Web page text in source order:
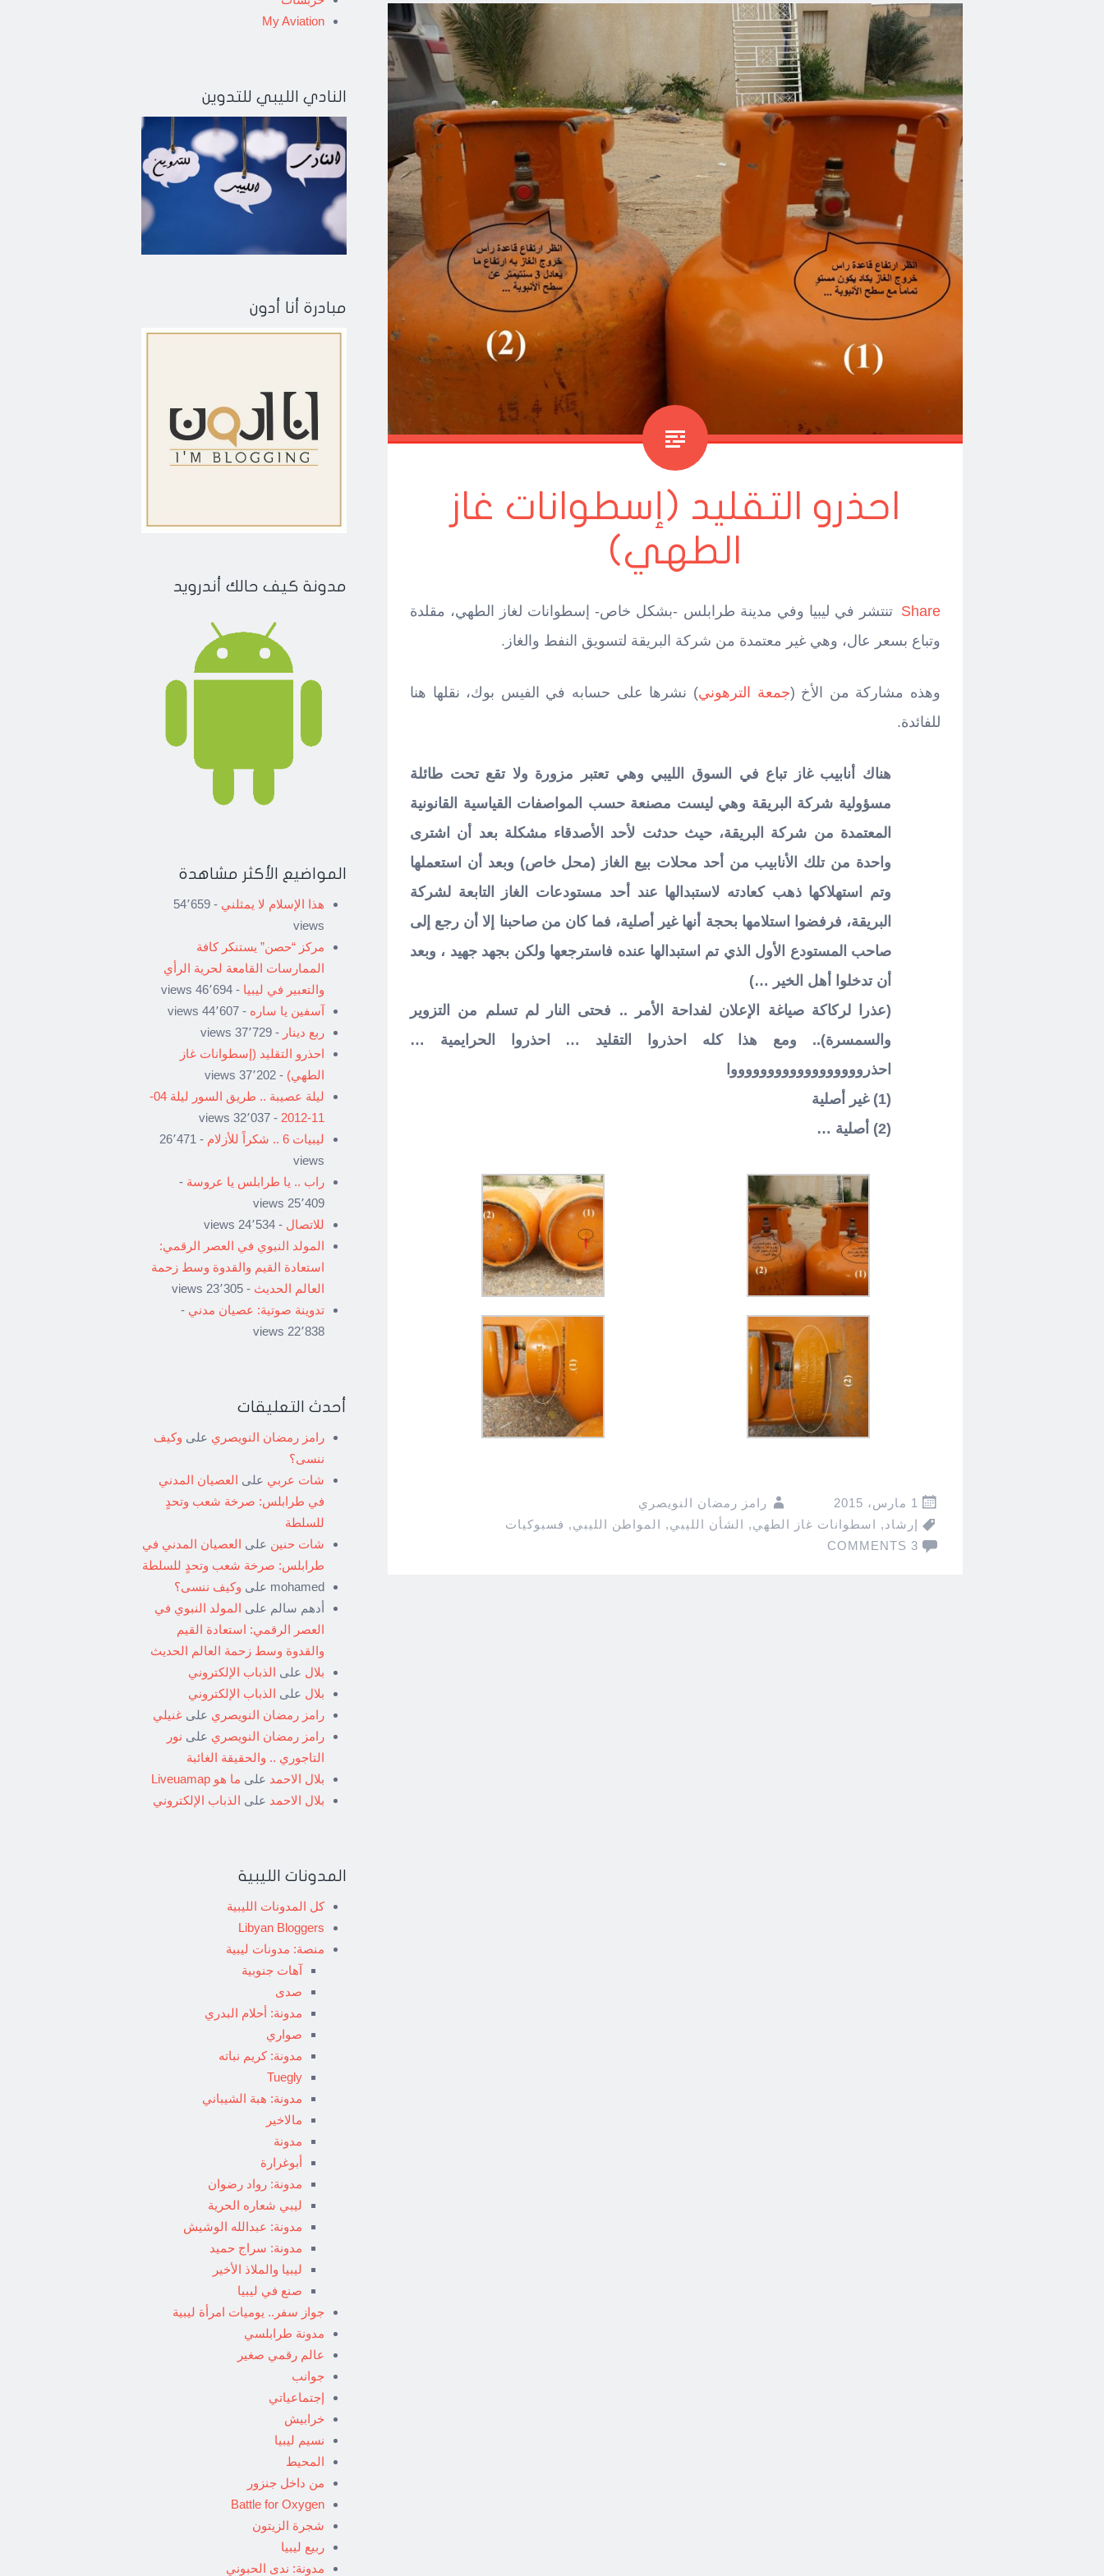
احذرو التقليد (إسطوانات غاز
الطهي)
Share تنتشر في ليبيا وفي مدينة طرابلس -بشكل خاص- إسطوانات لغاز الطهي، مقلدة
وتباع بسعر عال، وهي غير معتمدة من شركة البريقة لتسويق النفط والغاز.
وهذه مشاركة من الأخ (جمعة الترهوني) نشرها على حسابه في الفيس بوك، نقلها هنا
للفائدة.
هناك أنابيب غاز تباع في السوق الليبي وهي تعتبر مزورة ولا تقع تحت طائلة
مسؤولية شركة البريقة وهي ليست مصنعة حسب المواصفات القياسية القانونية
المعتمدة من شركة البريقة، حيث حدثت لأحد الأصدقاء مشكلة بعد أن اشترى
واحدة من تلك الأنابيب من أحد محلات بيع الغاز (محل خاص) وبعد أن استعملها
وتم استهلاكها ذهب كعادته لاستبدالها عند أحد مستودعات الغاز التابعة لشركة
البريقة، فرفضوا استلامها بحجة أنها غير أصلية، فما كان من صاحبنا إلا أن رجع إلى
صاحب المستودع الأول الذي تم استبدالها عنده فاسترجعها ولكن بجهد جهيد ، وبعد
أن تدخلوا أهل الخير …)
(عذرا لركاكة صياغة الإعلان لفداحة الأمر .. فحتى النار لم تسلم من التزوير
والسمسرة).. ومع هذا كله احذروا التقليد … احذروا الحرايمية …
احذرووووووووووووووووووا
(1) غير أصلية
(2) أصلية …
1 مارس، 2015
رامز رمضان النويصري
إرشاد , اسطوانات غاز الطهي, الشأن الليبي, المواطن الليبي, فسبوكيات
3 COMMENTS
My Aviation
النادي الليبي للتدوين
مبادرة أنا أدون
مدونة كيف حالك أندرويد
المواضيع الأكثر مشاهدة
هذا الإسلام لا يمثلني
- 54٬659
views
مركز “حصن” يستنكر كافة
الممارسات القامعة لحرية الرأي
والتعبير في ليبيا - 46٬694 views
آسفين يا ساره - 44٬607 views
ربع دينار - 37٬729 views
احذرو التقليد (إسطوانات غاز
الطهي) - 37٬202 views
ليلة عصيبة .. طريق السور ليلة 04-
11-2012
- 32٬037 views
ليبيات 6 .. شكراً للأزلام
- 26٬471
views
راب .. يا طرابلس يا عروسة -
25٬409 views
للاتصال - 24٬534 views
المولد النبوي في العصر الرقمي:
استعادة القيم والقدوة وسط زحمة
العالم الحديث - 23٬305 views
تدوينة صوتية: عصيان مدني -
22٬838 views
أحدث التعليقات
رامز رمضان النويصري على وكيف
ننسى؟
شات عربي على العصيان المدني
في طرابلس: صرخة شعب وتحدٍ
للسلطة
شات حنين على العصيان المدني في
طرابلس: صرخة شعب وتحدٍ للسلطة
mohamed على وكيف ننسى؟
أدهم سالم على المولد النبوي في
العصر الرقمي: استعادة القيم
والقدوة وسط زحمة العالم الحديث
بلال على الذباب الإلكتروني
بلال على الذباب الإلكتروني
رامز رمضان النويصري على غنيلي
رامز رمضان النويصري على نور
التاجوري .. والحقيقة الغائبة
بلال الاحمد على ما هو Liveuamap
بلال الاحمد على الذباب الإلكتروني
المدونات الليبية
كل المدونات الليبية
Libyan Bloggers
منصة: مدونات ليبية
آهات جنوبية
صدى
مدونة: أحلام البدري
صواري
مدونة: كريم نباته
Tuegly
مدونة: هبة الشيباني
مالاخير
مدونة
أبوغرارة
مدونة: رواد رضوان
ليبي شعاره الحرية
مدونة: عبدالله الوشيش
مدونة: سراج حميد
ليبيا والملاذ الأخير
صنع في ليبيا
جواز سفر.. يوميات امرأة ليبية
مدونة طرابلسي
عالم رقمي صغير
جوانب
إجتماعياتي
خرابيش
نسيم ليبيا
المحيط
من داخل جنزور
Battle for Oxygen
شجرة الزيتون
ربيع ليبيا
مدونة: ندى الحبوني